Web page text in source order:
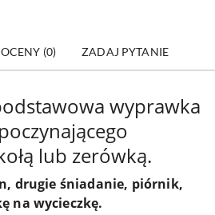
(0) ZADAJ PYTANIE
wyprawka
lub zerówką.
drugie śniadanie, piórnik,
na wycieczkę.